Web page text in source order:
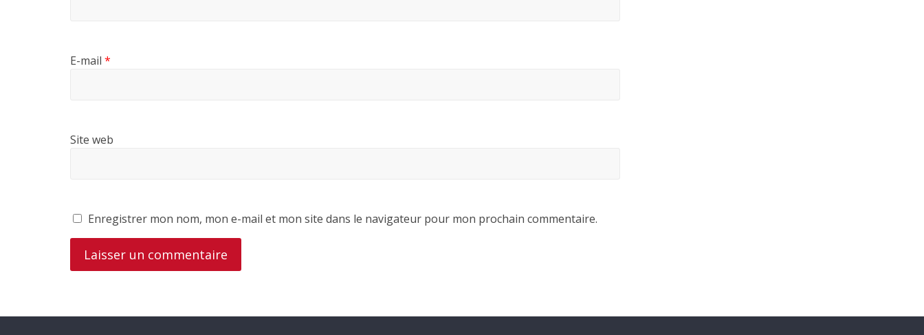
E-mail *
Site web
Enregistrer mon nom, mon e-mail et mon site dans le navigateur pour mon prochain commentaire.